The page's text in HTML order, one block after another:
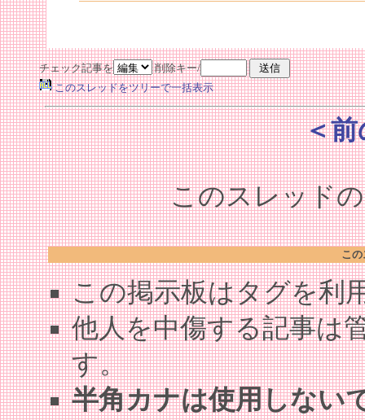
チェック記事を
削除キー/
このスレッドをツリーで一括表示
＜前
このスレッド
こ
この掲示板はタグを利
他人を中傷する記事は
す。
半角カナは使用しない